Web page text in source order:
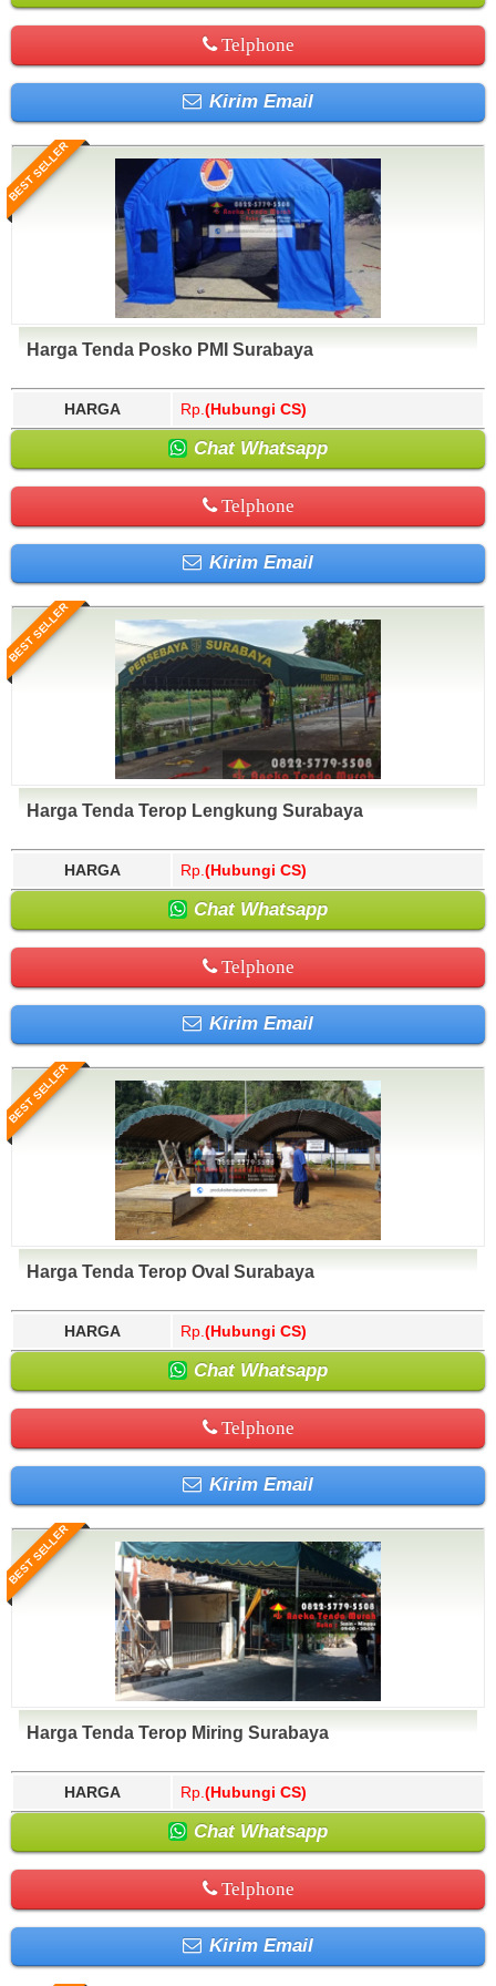
Telphone
Kirim Email
BEST SELLER
Harga Tenda Posko PMI Surabaya
HARGA Rp. (Hubungi CS)
Chat Whatsapp
Telphone
Kirim Email
BEST SELLER
Harga Tenda Terop Lengkung Surabaya
HARGA Rp. (Hubungi CS)
Chat Whatsapp
Telphone
Kirim Email
BEST SELLER
Harga Tenda Terop Oval Surabaya
HARGA Rp. (Hubungi CS)
Chat Whatsapp
Telphone
Kirim Email
BEST SELLER
Harga Tenda Terop Miring Surabaya
HARGA Rp. (Hubungi CS)
Chat Whatsapp
Telphone
Kirim Email